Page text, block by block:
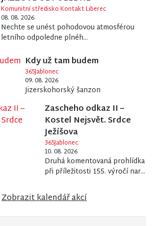
Komunitní středisko Kontakt Liberec
08. 08. 2026
Nechte se unést pohodovou atmosférou
letního odpoledne plnéh...
Kdy už tam budem
365Jablonec
09. 08. 2026
Jizerskohorský šanzon
Zascheho odkaz II –
Kostel Nejsvět. Srdce
Ježíšova
365Jablonec
10. 08. 2026
Druhá komentovaná prohlídka
při příležitosti 155. výročí nar...
Zobrazit kalendář akcí